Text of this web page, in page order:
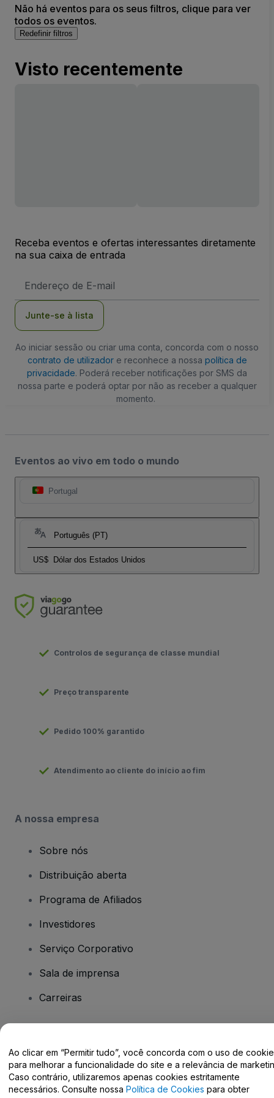
Não há eventos para os seus filtros, clique para ver
todos os eventos.
Redefinir filtros
Visto recentemente
Receba eventos e ofertas interessantes diretamente
na sua caixa de entrada
de
Junte-se à lista
Ao iniciar sessão ou criar uma conta, concorda com o nosso
contrato de utilizadore reconhece a nossa política de
privacidade. Poderá receber notificações por SMS da
nossa parte e poderá optar por não as receber a qualquer
momento.
Eventos ao vivo em todo o mundo
Portugal
Português (PT)
US$ Dólar dos Estados Unidos
Controlos de segurança de classe mundial
Preço transparente
Pedido 100% garantido
Atendimento ao cliente do início ao fim
A nossa empresa
Sobre nós
Distribuição aberta
Programa de Afiliados
Investidores
Serviço Corporativo
Sala de imprensa
Carreiras
Centro de Ajuda / Fale Conosco
Ao clicar em “Permitir tudo”, você concorda com o uso de
para melhorar a funcionalidade do site e a relevância de
Caso contrário, utilizaremos apenas cookies estritamente
necessários. Consulte nossa Política de Cookies para obter